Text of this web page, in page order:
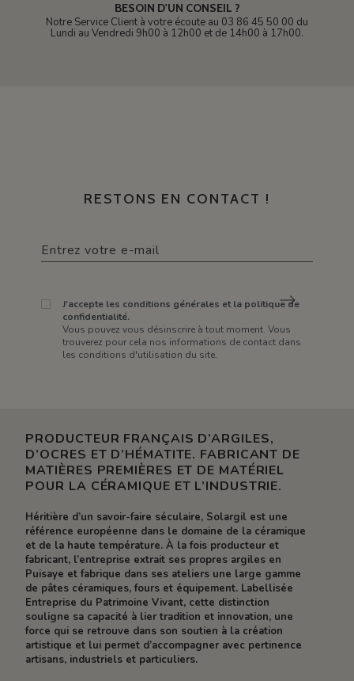
BESOIN D'UN CONSEIL ?
Notre Service Client à votre écoute au 03 86 45 50 00 du
Lundi au Vendredi 9h00 à 12h00 et de 14h00 à 17h00.
RESTONS EN CONTACT !
J'accepte les conditions générales et la politique de
confidentialité.
Vous pouvez vous désinscrire à tout moment. Vous
trouverez pour cela nos informations de contact dans
les conditions d'utilisation du site.
PRODUCTEUR FRANÇAIS D’ARGILES,
D’OCRES ET D’HÉMATITE. FABRICANT DE
MATIÈRES PREMIÈRES ET DE MATÉRIEL
POUR LA CÉRAMIQUE ET L’INDUSTRIE.
Héritière d’un savoir-faire séculaire, Solargil est une
référence européenne dans le domaine de la céramique
et de la haute température. À la fois producteur et
fabricant, l’entreprise extrait ses propres argiles en
Puisaye et fabrique dans ses ateliers une large gamme
de pâtes céramiques, fours et équipement. Labellisée
Entreprise du Patrimoine Vivant, cette distinction
souligne sa capacité à lier tradition et innovation, une
force qui se retrouve dans son soutien à la création
artistique et lui permet d’accompagner avec pertinence
artisans, industriels et particuliers.